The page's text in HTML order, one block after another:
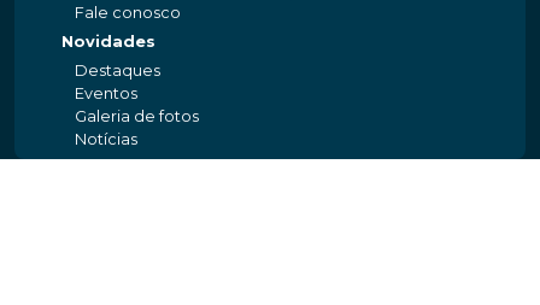
Fale conosco
Novidades
Destaques
Eventos
Galeria de fotos
Notícias